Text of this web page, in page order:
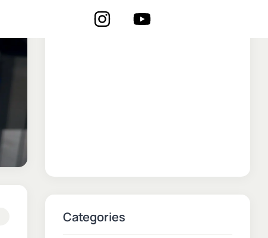
Categories